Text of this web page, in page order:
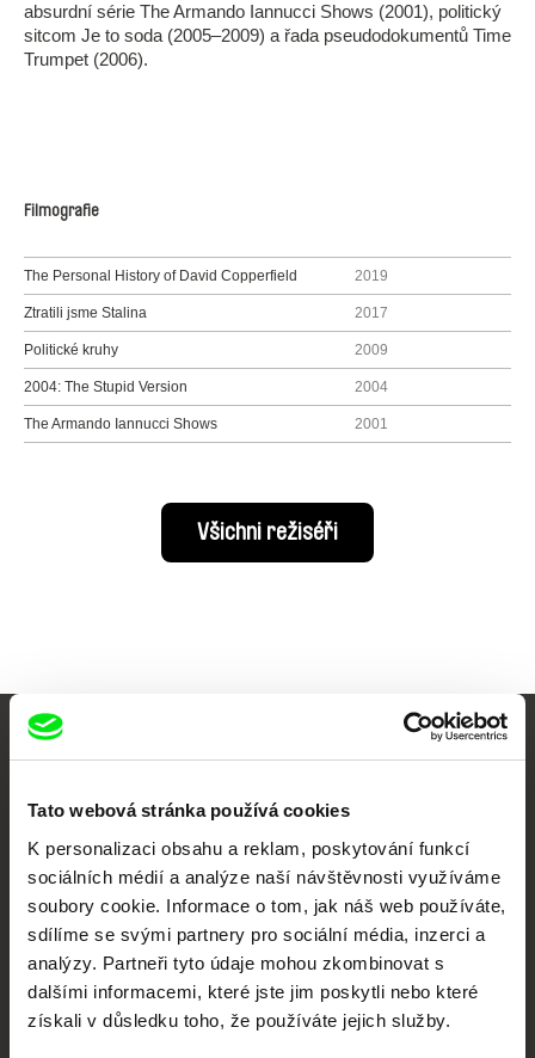
Tato webová stránka používá cookies
K personalizaci obsahu a reklam, poskytování funkcí
sociálních médií a analýze naší návštěvnosti využíváme
soubory cookie. Informace o tom, jak náš web používáte,
sdílíme se svými partnery pro sociální média, inzerci a
analýzy. Partneři tyto údaje mohou zkombinovat s
dalšími informacemi, které jste jim poskytli nebo které
získali v důsledku toho, že používáte jejich služby.
absurdní série The Armando Iannucci Shows (2001), politický
sitcom Je to soda (2005–2009) a řada pseudodokumentů Time
Trumpet (2006).
Filmografie
The Personal History of David Copperfield 2019
Ztratili jsme Stalina 2017
Politické kruhy 2009
2004: The Stupid Version 2004
The Armando Iannucci Shows 2001
Všichni režiséři
Vaše online
dokumentární kino
Nové festivalové filmy
každý týden
Portál DAFilms.cz je výsledkem tvůrčí spolupráce 7 klíčových evropských
festivalů dokumentárního filmu sdružených do Doc Alliance. Naším cílem je
posouvat hranice dokumentárního filmu, propagovat jeho rozmanitost a
podporovat kvalitní autorské filmy.